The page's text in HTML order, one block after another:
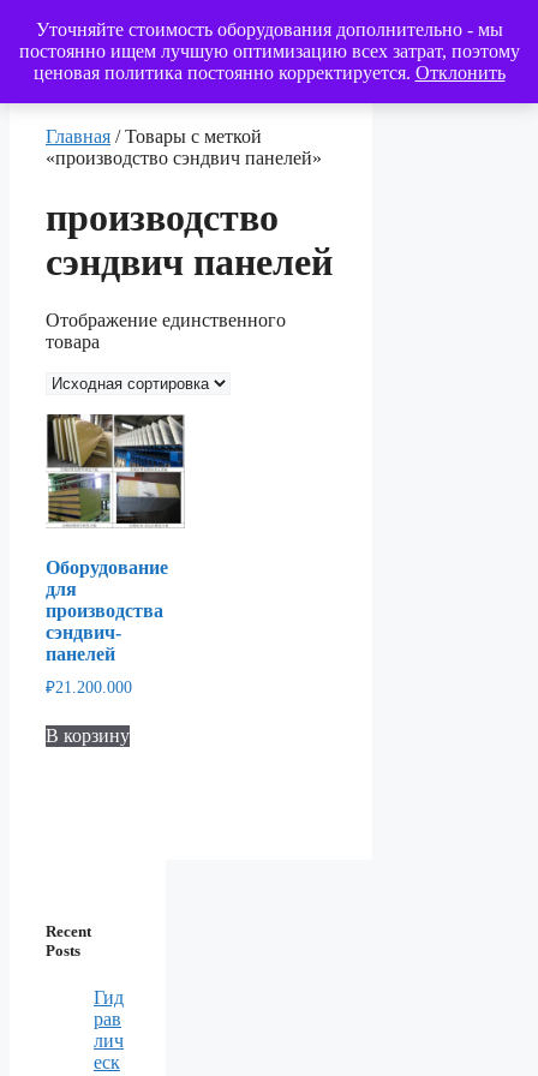
Уточняйте стоимость оборудования дополнительно - мы
постоянно ищем лучшую оптимизацию всех затрат, поэтому
ценовая политика постоянно корректируется. Отклонить
Перейти
содержимому
Меню
Главная / Товары с меткой
«производство сэндвич панелей»
производство
сэндвич панелей
Отображение единственного
товара
Оборудование
для
производства
сэндвич-
панелей
₽21.200.000
В корзину
Recent
Posts
Гид
рав
лич
еск